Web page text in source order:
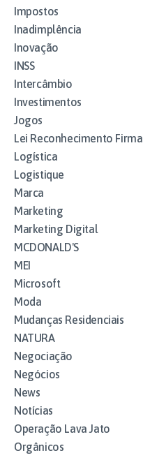
Impostos
Inadimplência
Inovação
INSS
Intercâmbio
Investimentos
Jogos
Lei Reconhecimento Firma
Logística
Logistique
Marca
Marketing
Marketing Digital
MCDONALD'S
MEI
Microsoft
Moda
Mudanças Residenciais
NATURA
Negociação
Negócios
News
Notícias
Operação Lava Jato
Orgânicos